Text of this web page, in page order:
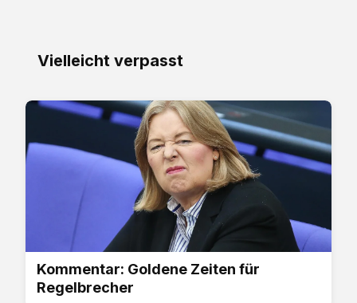
Vielleicht verpasst
Kommentar: Goldene Zeiten für
Regelbrecher